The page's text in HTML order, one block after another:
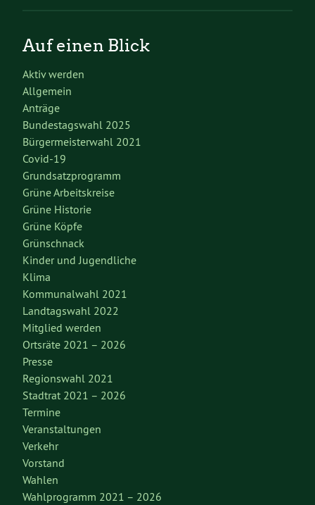
Auf einen Blick
Aktiv werden
Allgemein
Anträge
Bundestagswahl 2025
Bürgermeisterwahl 2021
Covid-19
Grundsatzprogramm
Grüne Arbeitskreise
Grüne Historie
Grüne Köpfe
Grünschnack
Kinder und Jugendliche
Klima
Kommunalwahl 2021
Landtagswahl 2022
Mitglied werden
Ortsräte 2021 – 2026
Presse
Regionswahl 2021
Stadtrat 2021 – 2026
Termine
Veranstaltungen
Verkehr
Vorstand
Wahlen
Wahlprogramm 2021 – 2026